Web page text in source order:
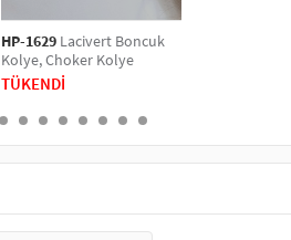
HP-1629 Lacivert Boncuk
Kolye, Choker Kolye
TÜKENDİ